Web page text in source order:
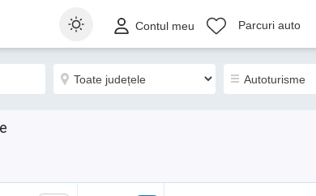
Contul meu Parcuri auto
Sortează